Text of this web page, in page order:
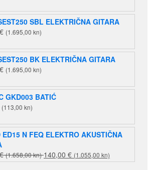
SBL ELEKTRIČNA GITARA
€ (1.695,00 kn)
BK ELEKTRIČNA GITARA
€ (1.695,00 kn)
GKD003 BATIĆ
(113,00 kn)
ED15 N FEQ ELEKTRO AKUSTIČNA
€ (1.658,00 kn)Izvorna
cijena
140,00 € (1.055,00 kn)
cijena